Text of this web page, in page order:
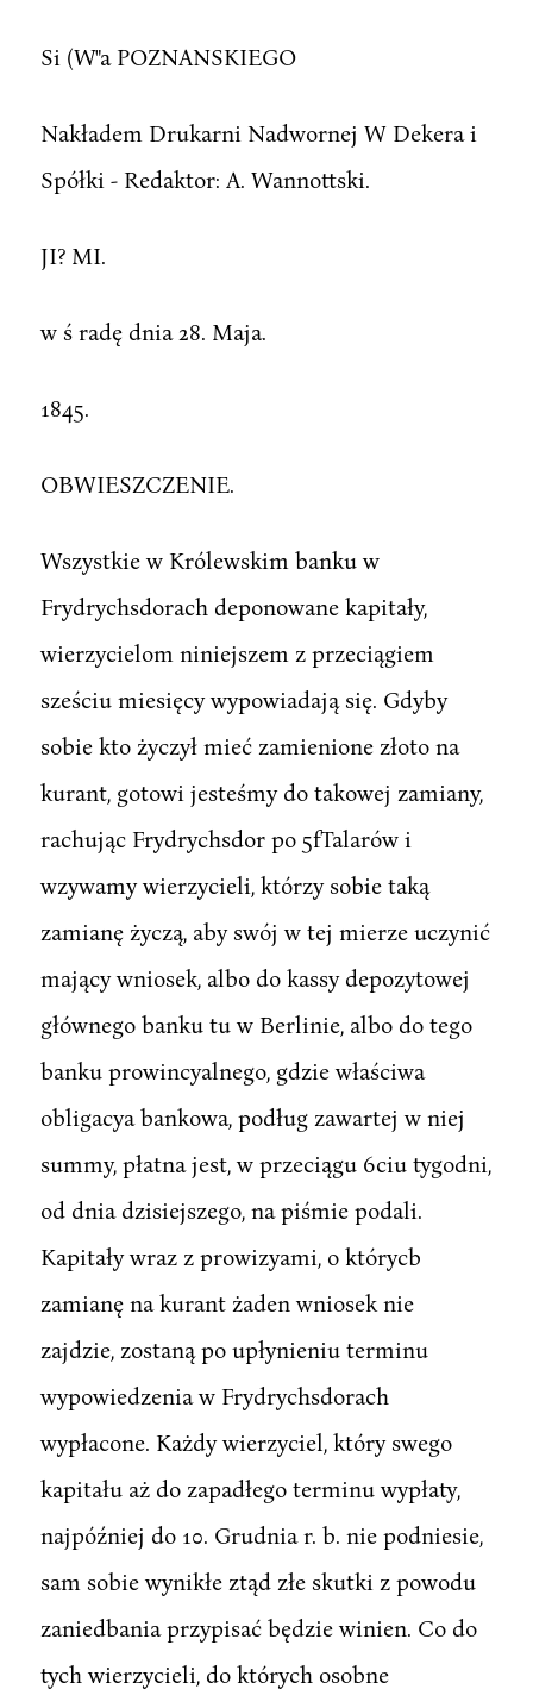
Si (W"a POZNANSKIEGO
Nakładem Drukarni Nadwornej W Dekera i
Spółki - Redaktor: A. Wannottski.
JI? MI.
w ś radę dnia 28. Maja.
1845.
OBWIESZCZENIE.
Wszystkie w Królewskim banku w
Frydrychsdorach deponowane kapitały,
wierzycielom niniejszem z przeciągiem
sześciu miesięcy wypowiadają się. Gdyby
sobie kto życzył mieć zamienione złoto na
kurant, gotowi jesteśmy do takowej zamiany,
rachując Frydrychsdor po 5fTalarów i
wzywamy wierzycieli, którzy sobie taką
zamianę życzą, aby swój w tej mierze uczynić
mający wniosek, albo do kassy depozytowej
głównego banku tu w Berlinie, albo do tego
banku prowincyalnego, gdzie właściwa
obligacya bankowa, podług zawartej w niej
summy, płatna jest, w przeciągu 6ciu tygodni,
od dnia dzisiejszego, na piśmie podali.
Kapitały wraz z prowizyami, o którycb
zamianę na kurant żaden wniosek nie
zajdzie, zostaną po upłynieniu terminu
wypowiedzenia w Frydrychsdorach
wypłacone. Każdy wierzyciel, który swego
kapitału aż do zapadłego terminu wypłaty,
najpóźniej do 10. Grudnia r. b. nie podniesie,
sam sobie wynikłe ztąd złe skutki z powodu
zaniedbania przypisać będzie winien. Co do
tych wierzycieli, do których osobne